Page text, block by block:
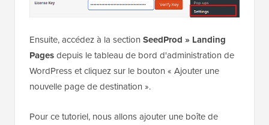
Ensuite, accédez à la section SeedProd » Landing
Pagesdepuis le tableau de bord d'administration de
WordPress et cliquez sur le bouton « Ajouter une
nouvelle page de destination ».
Pour ce tutoriel, nous allons ajouter une boîte de